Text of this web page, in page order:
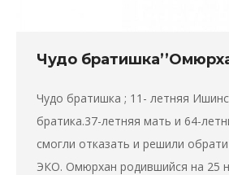
Чудо
Чудо братишка ; 11- летняя
братика.37-летняя мать и 64-
смогли отказать и решили
ЭКО. Омюрхан родившийся на 25